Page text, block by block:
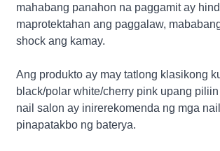
mahabang panahon na paggamit ay
maprotektahan ang paggalaw,
shock ang kamay.
Ang produkto ay may tatlong klasikong
black/polar white/cherry pink upang
nail salon ay inirerekomenda ng mga
pinapatakbo ng baterya.